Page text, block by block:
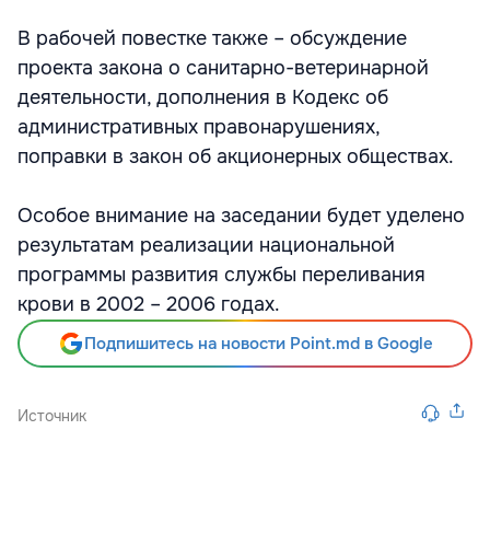
В рабочей повестке также – обсуждение
проекта закона о санитарно-ветеринарной
деятельности, дополнения в Кодекс об
административных правонарушениях,
поправки в закон об акционерных обществах.
Особое внимание на заседании будет уделено
результатам реализации национальной
программы развития службы переливания
крови в 2002 – 2006 годах.
Подпишитесь на новости Point.md в Google
Источник